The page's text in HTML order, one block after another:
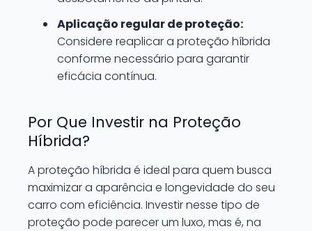
Aplicação regular de proteção:
Considere reaplicar a proteção híbrida
conforme necessário para garantir
eficácia contínua.
Por Que Investir na Proteção
Híbrida?
A proteção híbrida é ideal para quem busca
maximizar a aparência e longevidade do seu
carro com eficiência. Investir nesse tipo de
proteção pode parecer um luxo, mas é, na